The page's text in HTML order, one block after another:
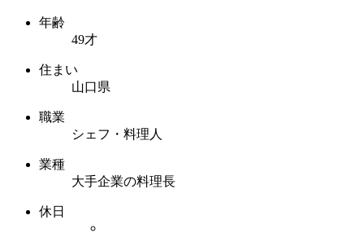
年齢
49才
住まい
山口県
職業
シェフ・料理人
業種
大手企業の料理長
休日